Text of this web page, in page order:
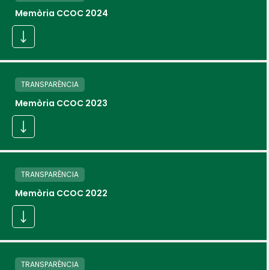
Memòria CCOC 2024
TRANSPARÈNCIA
Memòria CCOC 2023
TRANSPARÈNCIA
Memòria CCOC 2022
TRANSPARÈNCIA